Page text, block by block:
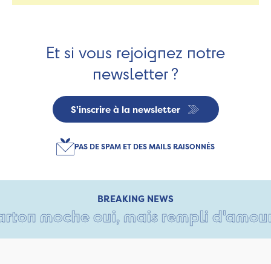
Et si vous rejoignez notre
newsletter ?
S'inscrire à la newsletter
PAS DE SPAM ET DES MAILS RAISONNÉS
BREAKING NEWS
moche oui, mais rempli d'amour •